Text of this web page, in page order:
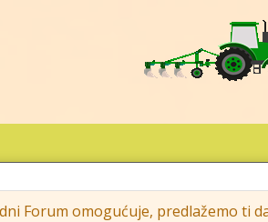
Forum omogućuje, predlažemo ti